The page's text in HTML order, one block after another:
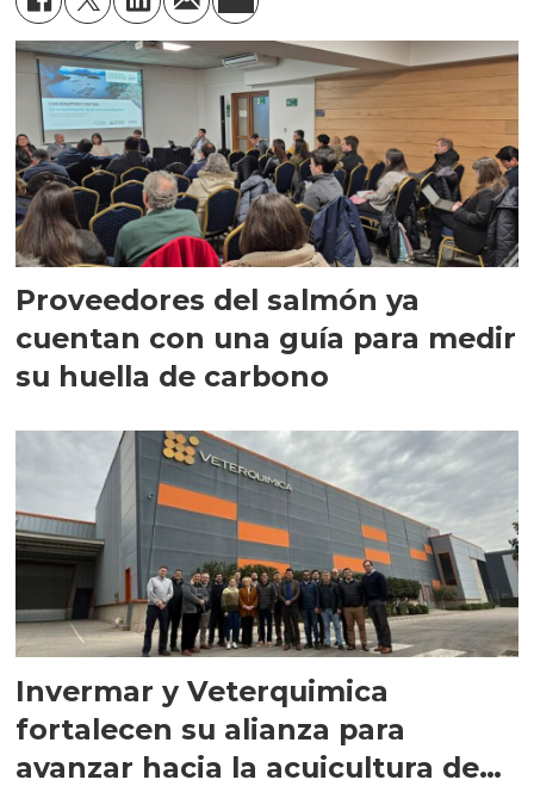
Proveedores del salmón ya
cuentan con una guía para medir
su huella de carbono
Invermar y Veterquimica
fortalecen su alianza para
avanzar hacia la acuicultura de